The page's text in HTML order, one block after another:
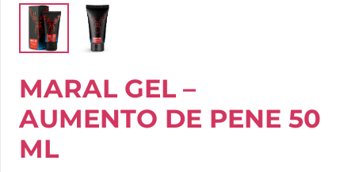
MARAL GEL –
AUMENTO DE PENE 50
ML